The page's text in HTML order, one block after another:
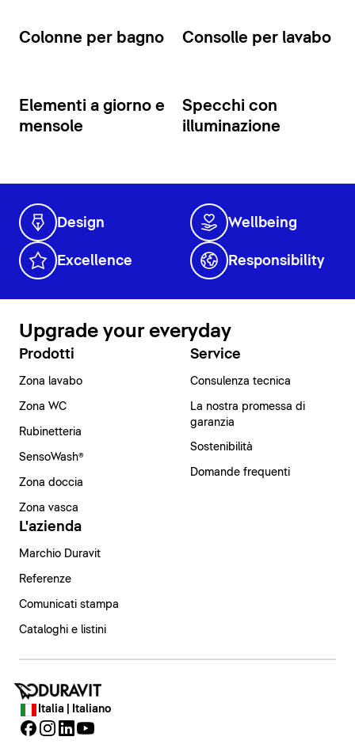
Colonne per bagno Consolle per lavabo
Elementi a giorno e
mensole
Specchi con
illuminazione
Design Wellbeing
Excellence Responsibility
Upgrade your everyday
Prodotti
Zona lavabo
Zona WC
Rubinetteria
SensoWash®
Zona doccia
Zona vasca
Service
Consulenza tecnica
La nostra promessa di
garanzia
Sostenibilità
Domande frequenti
L'azienda
Marchio Duravit
Referenze
Comunicati stampa
Cataloghi e listini
Italia | Italiano